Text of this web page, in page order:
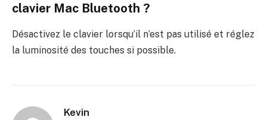
clavier Mac Bluetooth ?
Désactivez le clavier lorsqu’il n’est pas utilisé et réglez
la luminosité des touches si possible.
Kevin